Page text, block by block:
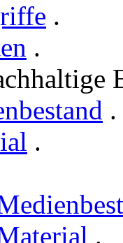
.
.
.
.
.